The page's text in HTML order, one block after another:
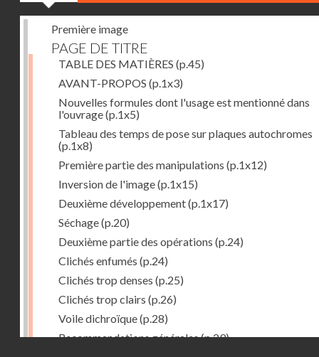
Première image
PAGE DE TITRE
TABLE DES MATIÈRES (p.45)
AVANT-PROPOS (p.1x3)
Nouvelles formules dont l'usage est mentionné dans
l'ouvrage(p.1x5)
Tableau des temps de pose sur plaques autochromes
(p.1x8)
Première partie des manipulations (p.1x12)
Inversion de l'image(p.1x15)
Deuxième développement(p.1x17)
Séchage(p.20)
Deuxième partie des opérations (p.24)
Clichés enfumés (p.24)
Clichés trop denses (p.25)
Clichés trop clairs (p.26)
Voile dichroïque(p.28)
Recommandations générales(p.29)